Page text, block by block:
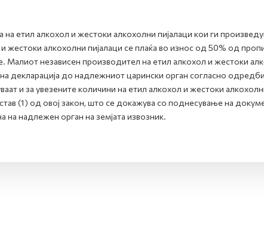
на етил алкохол и жестоки алкохолни пијалаци кои ги
жестоки алкохолни пијалаци се плаќа во износ од 50% од
Малиот независен производител на етил алкохол и жестоки
декларација до надлежниот царински орган согласно
и за увезените количини на етил алкохол и жестоки
(1) од овој закон, што се докажува со поднесување на
на надлежен орган на земјата извозник.